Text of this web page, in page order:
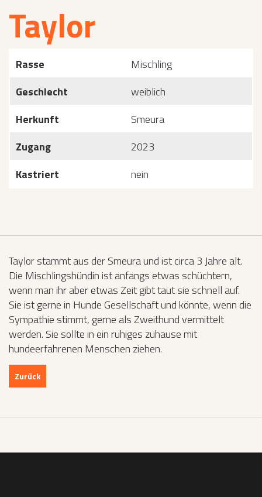
Taylor
Rasse
Mischling
Geschlecht
weiblich
Herkunft
Smeura
Zugang
2023
Kastriert
nein
Taylor stammt aus der Smeura und ist circa 3 Jahre alt.
Die Mischlingshündin ist anfangs etwas schüchtern,
wenn man ihr aber etwas Zeit gibt taut sie schnell auf.
Sie ist gerne in Hunde Gesellschaft und könnte, wenn die
Sympathie stimmt, gerne als Zweithund vermittelt
werden. Sie sollte in ein ruhiges zuhause mit
hundeerfahrenen Menschen ziehen.
Zurück